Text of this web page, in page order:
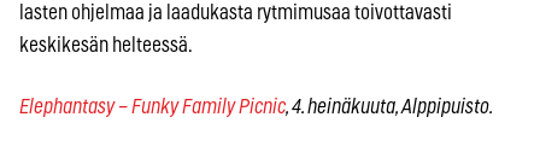
lasten ohjelmaa ja laadukasta rytmimusaa toivottavasti
keskikesän helteessä.
Elephantasy – Funky Family Picnic, 4. heinäkuuta, Alppipuisto.